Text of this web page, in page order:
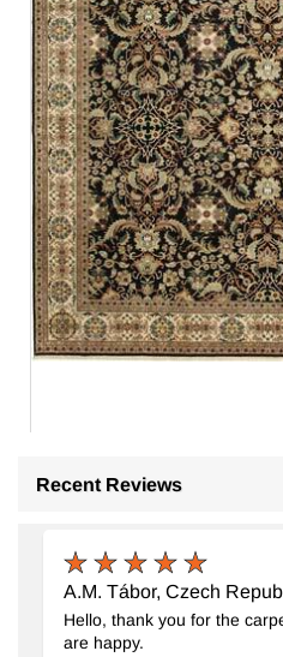
362.357TL
Recent Reviews
A.M. Tábor, Czech
Hello, thank you for the
are happy.